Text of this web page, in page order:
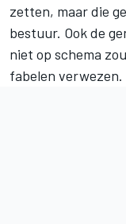
zetten, maar die
bestuur. Ook de
niet op schema
fabelen verwezen.